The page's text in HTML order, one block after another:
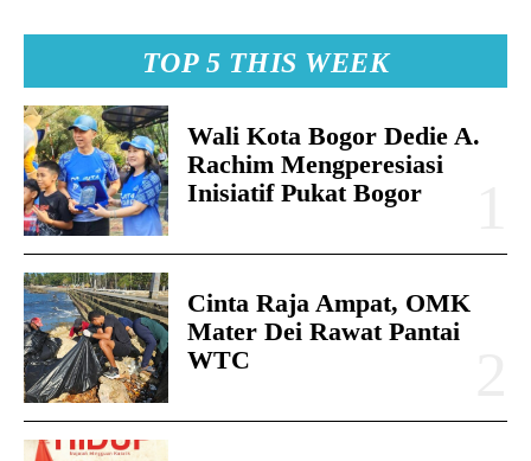
TOP 5 THIS WEEK
Wali Kota Bogor Dedie A.
Rachim Mengperesiasi
Inisiatif Pukat Bogor
Cinta Raja Ampat, OMK
Mater Dei Rawat Pantai
WTC